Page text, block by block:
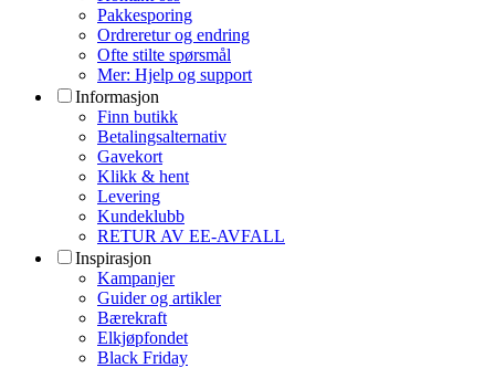
Pakkesporing
Ordreretur og endring
Ofte stilte spørsmål
Mer: Hjelp og support
Informasjon
Finn butikk
Betalingsalternativ
Gavekort
Klikk & hent
Levering
Kundeklubb
RETUR AV EE-AVFALL
Inspirasjon
Kampanjer
Guider og artikler
Bærekraft
Elkjøpfondet
Black Friday